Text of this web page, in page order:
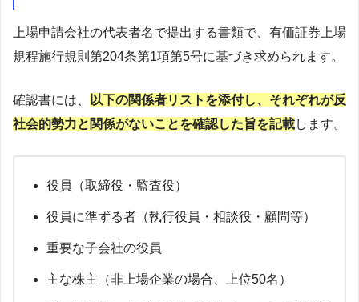
上場申請会社の代表者名で提出する書類で、有価証券上場
規程施行規則第204条第1項第5号に基づき求められます。
確認書には、
以下の関係者リストを添付し、それぞれが反
社会的勢力と関係がないことを確認した旨を記載します。
役員（取締役・監査役）
役員に準ずる者（執行役員・相談役・顧問等）
重要な子会社の役員
主な株主（非上場企業の場合、上位50名）